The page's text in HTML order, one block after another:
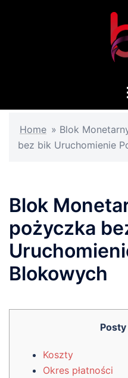
Home » Blok
bez bik Uruchomienie
Blok
pożyczka
Blokowych
Posty
Koszty
Okres płatności